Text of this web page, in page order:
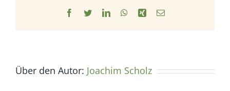
Facebook
TwitterLinkedInWhatsApp
Xing E-
Über den Autor: Joachim Scholz